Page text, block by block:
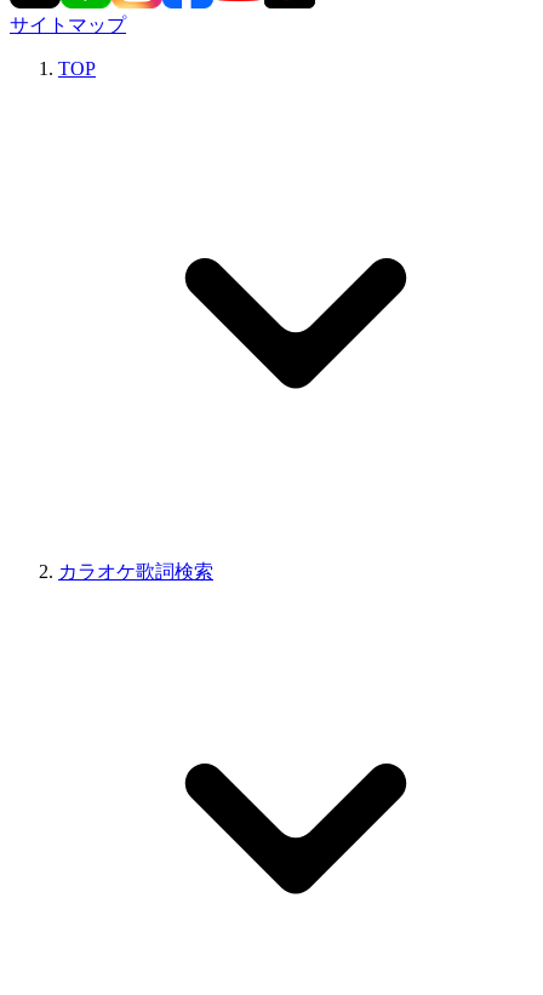
サイトマップ
TOP
カラオケ歌詞検索